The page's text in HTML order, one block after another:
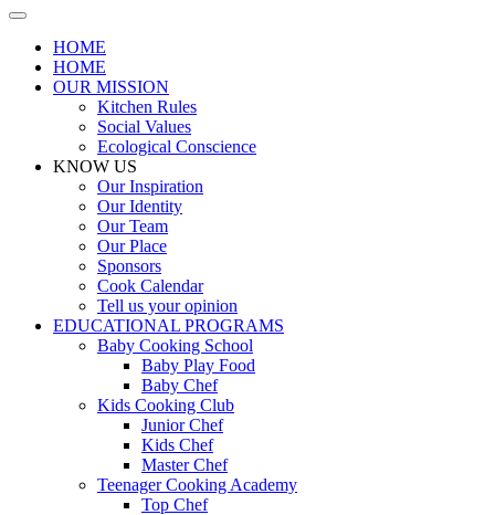
HOME
HOME
OUR MISSION
Kitchen Rules
Social Values
Ecological Conscience
KNOW US
Οur Inspiration
Our Identity
Our Team
Our Place
Sponsors
Cook Calendar
Tell us your opinion
EDUCATIONAL PROGRAMS
Baby Cooking School
Baby Play Food
Baby Chef
Kids Cooking Club
Junior Chef
Kids Chef
Master Chef
Teenager Cooking Academy
Top Chef